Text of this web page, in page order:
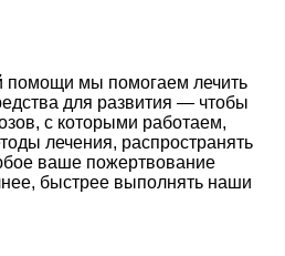
помощи мы помогаем лечить
для развития — чтобы
с которыми работаем,
лечения, распространять
ваше пожертвование
быстрее выполнять наши